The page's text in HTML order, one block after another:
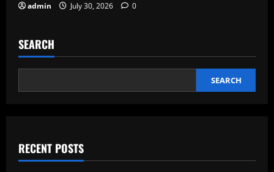
admin July 30, 2026 0
SEARCH
SEARCH
RECENT POSTS